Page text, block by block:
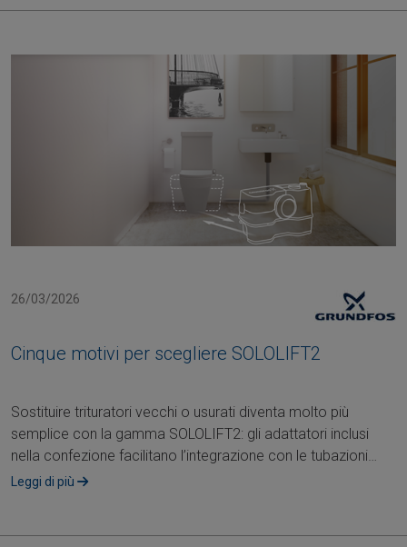
26/03/2026
Cinque motivi per scegliere SOLOLIFT2
Sostituire trituratori vecchi o usurati diventa molto più
semplice con la gamma SOLOLIFT2: gli adattatori inclusi
nella confezione facilitano l’integrazione con le tubazioni
esistenti, riducendo....
Leggi di più